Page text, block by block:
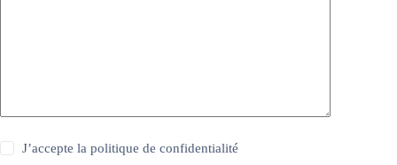
J’accepte lapolitique de confidentialité